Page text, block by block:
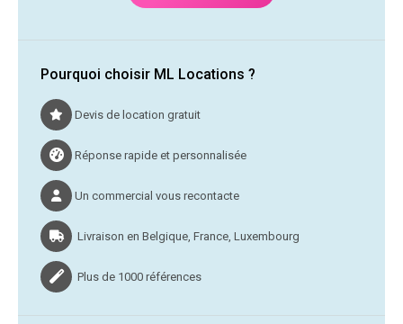
Pourquoi choisir ML Locations ?
Devis de location gratuit
Réponse rapide et personnalisée
Un commercial vous recontacte
Livraison en Belgique, France, Luxembourg
Plus de 1000 références